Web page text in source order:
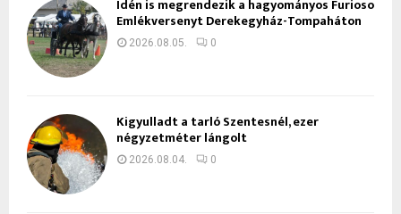
Idén is megrendezik a hagyományos Furioso
Emlékversenyt Derekegyház-Tompaháton
2026.08.05. 0
Kigyulladt a tarló Szentesnél, ezer
négyzetméter lángolt
2026.08.04. 0